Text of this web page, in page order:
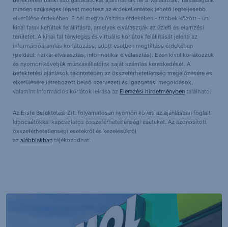
minden szükséges lépést megtesz az érdekellentétek lehető legteljesebb
elkerülése érdekében. E cél megvalósítása érdekében - többek között - ún.
kínai falak kerültek felállításra, amelyek elválasztják az üzleti és elemzési
területet. A kínai fal tényleges és virtuális korlátok felállítását jelenti az
információáramlás korlátozása, adott esetben megtiltása érdekében
(például: fizikai elválasztás, informatikai elválasztás). Ezen kívül korlátozzuk
és nyomon követjük munkavállalóink saját számlás kereskedését. A
befektetési ajánlások tekintetében az összeférhetetlenség megelőzésére és
elkerülésére létrehozott belső szervezeti és igazgatási megoldások,
valamint információs korlátok leírása az Elemzési hirdetménybentalálható.
Az Erste Befektetési Zrt. folyamatosan nyomon követi az ajánlásban foglalt
kibocsátókkal kapcsolatos összeférhetetlenségi eseteket. Az azonosított
összeférhetetlenségi esetekről és kezelésükről
az alábbiakbantájékozódhat.